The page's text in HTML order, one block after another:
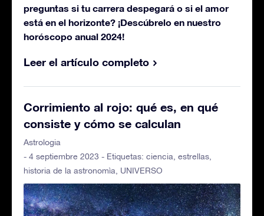
preguntas si tu carrera despegará o si el amor
está en el horizonte? ¡Descúbrelo en nuestro
horóscopo anual 2024!
Leer el artículo completo
Corrimiento al rojo: qué es, en qué
consiste y cómo se calculan
Astrologia
- 4 septiembre 2023 - Etiquetas: ciencia estrellas
historia de la astronomìa
UNIVERSO